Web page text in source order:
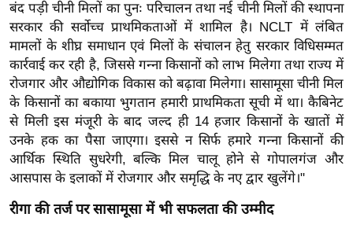
त्य
ज
ग
त
ऑ
टो
व
र्ल्ड
न्यू
ज
बंद पड़ी चीनी मिलों का पुनः परिचालन तथा नई चीनी मिलों की स्थापना
सरकार की सर्वोच्च प्राथमिकताओं में शामिल है। NCLT में लंबित
मामलों के शीघ्र समाधान एवं मिलों के संचालन हेतु सरकार विधिसम्मत
कार्रवाई कर रही है, जिससे गन्ना किसानों को लाभ मिलेगा तथा राज्य में
रोजगार और औद्योगिक विकास को बढ़ावा मिलेगा। सासामूसा चीनी मिल
के किसानों का बकाया भुगतान हमारी प्राथमिकता सूची में था। कैबिनेट
से मिली इस मंजूरी के बाद जल्द ही 14 हजार किसानों के खातों में
उनके हक का पैसा जाएगा। इससे न सिर्फ हमारे गन्ना किसानों की
आर्थिक स्थिति सुधरेगी, बल्कि मिल चालू होने से गोपालगंज और
आसपास के इलाकों में रोजगार और समृद्धि के नए द्वार खुलेंगे।"
रीगा की तर्ज पर सासामूसा में भी सफलता की उम्मीद